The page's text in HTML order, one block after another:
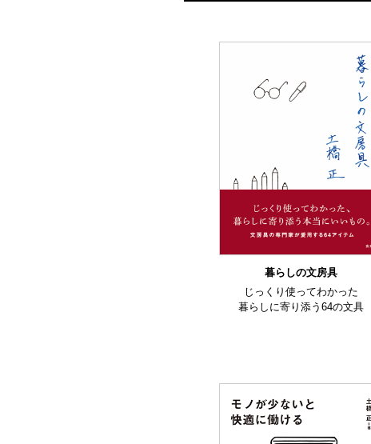
暮らしの文房具
じっくり使ってわかった
暮らしに寄り添う64の文具